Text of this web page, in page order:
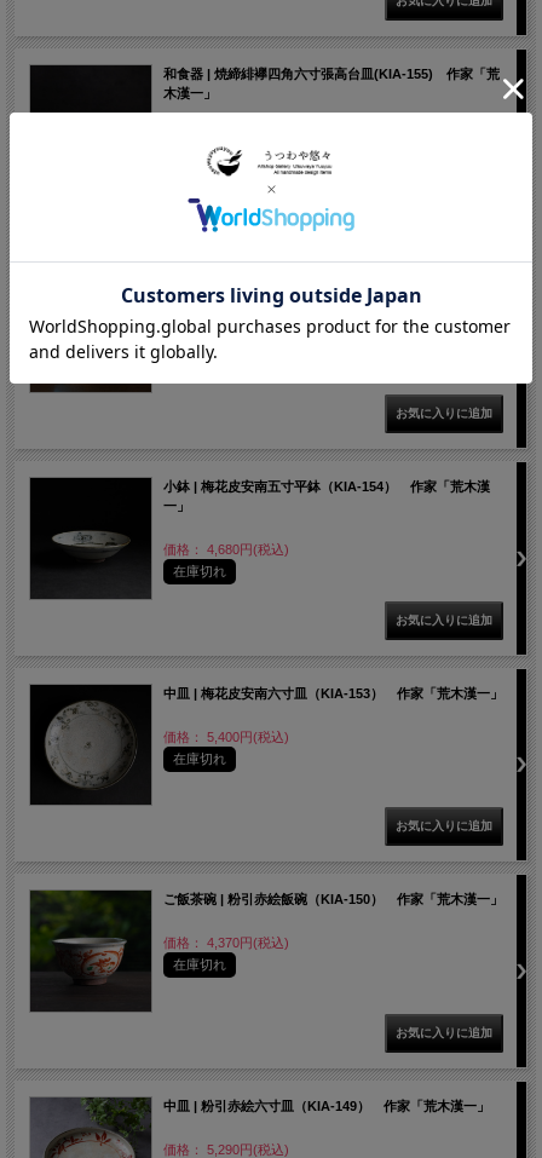
和食器 | 焼締緋襷四角六寸張高台皿(KIA-155) 作家「荒
木漢一」
在庫切れ
一」
価格： 5,500円(税込)
在庫切れ
小鉢 | 梅花皮安南五寸平鉢（KIA-154） 作家「荒木漢
一」
価格： 4,680円(税込)
在庫切れ
中皿 | 梅花皮安南六寸皿（KIA-153） 作家「荒木漢一」
価格： 5,400円(税込)
在庫切れ
ご飯茶碗 | 粉引赤絵飯碗（KIA-150） 作家「荒木漢一」
価格： 4,370円(税込)
在庫切れ
中皿 | 粉引赤絵六寸皿（KIA-149） 作家「荒木漢一」
価格： 5,290円(税込)